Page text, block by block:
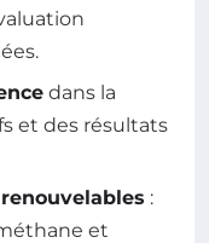
dans la
et des résultats
:
et